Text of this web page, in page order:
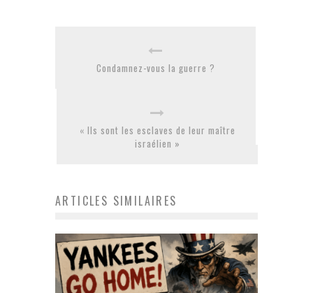
Condamnez-vous la guerre ?
« Ils sont les esclaves de leur maître
israélien »
ARTICLES SIMILAIRES